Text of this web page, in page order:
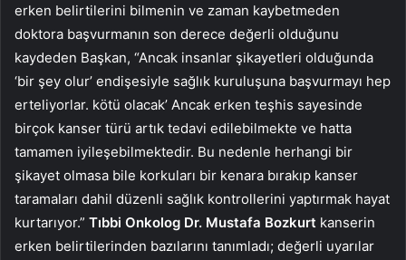
erken belirtilerini bilmenin ve zaman kaybetmeden
doktora başvurmanın son derece değerli olduğunu
kaydeden Başkan, “Ancak insanlar şikayetleri olduğunda
‘bir şey olur’ endişesiyle sağlık kuruluşuna başvurmayı hep
erteliyorlar. kötü olacak’ Ancak erken teşhis sayesinde
birçok kanser türü artık tedavi edilebilmekte ve hatta
tamamen iyileşebilmektedir. Bu nedenle herhangi bir
şikayet olmasa bile korkuları bir kenara bırakıp kanser
taramaları dahil düzenli sağlık kontrollerini yaptırmak hayat
kurtarıyor.” Tıbbi Onkolog Dr. Mustafa Bozkurt kanserin
erken belirtilerinden bazılarını tanımladı; değerli uyarılar